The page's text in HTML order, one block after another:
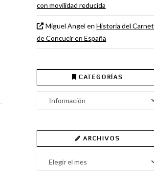
con movilidad reducida
Miguel Angel enHistoria del Carnet
de Concucir en España
CATEGORÍAS
Categorías
ARCHIVOS
Archivos